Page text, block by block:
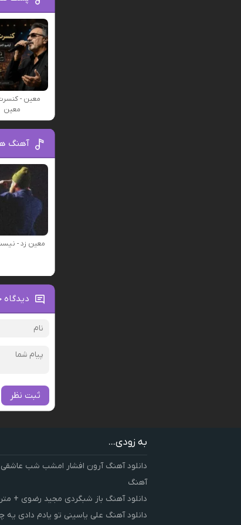
معین -
معین
آهنگ
معین زد -
دیدگاه
ثبت نظر
به زودی...
دانلود آهنگ آرون افشار امشب شب
آهنگ
دانلود آهنگ باز شبگردی مجید رضوی +
دانلود آهنگ علی یاسینی تو یادم دادی یه